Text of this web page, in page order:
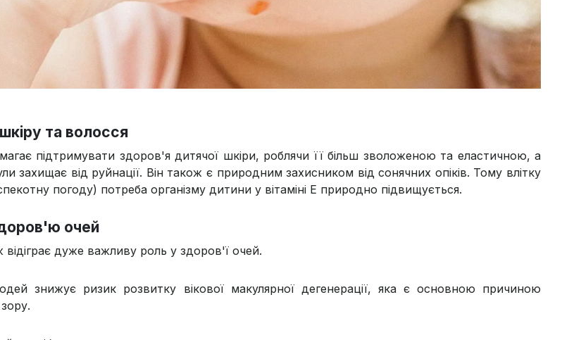
та волосся
підтримувати здоров'я дитячої шкіри, роблячи її більш зволоженою та еластичною, а
захищає від руйнації. Він також є природним захисником від сонячних опіків. Тому влітку
погоду) потреба організму дитини у вітаміні Е природно підвищується.
очей
відіграє дуже важливу роль у здоров'ї очей.
знижує ризик розвитку вікової макулярної дегенерації, яка є основною причиною